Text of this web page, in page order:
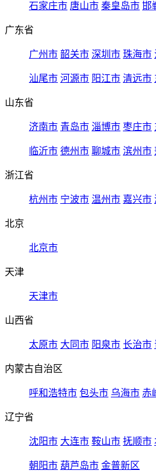
石家庄市 唐山市 秦皇岛市 邯
广东省
广州市 韶关市 深圳市 珠海市
汕尾市 河源市 阳江市 清远市
山东省
济南市 青岛市 淄博市 枣庄市
临沂市 德州市 聊城市 滨州市
浙江省
杭州市 宁波市 温州市 嘉兴市
北京
北京市
天津
天津市
山西省
太原市 大同市 阳泉市 长治市
内蒙古自治区
呼和浩特市 包头市 乌海市 赤
辽宁省
沈阳市 大连市 鞍山市 抚顺市
朝阳市 葫芦岛市 金普新区